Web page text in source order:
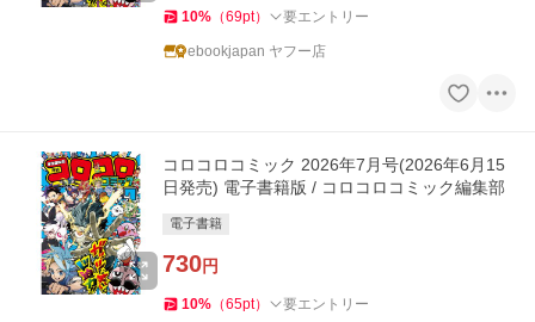
10% （69pt） 要エントリー
ebookjapan ヤフー店
コロコロコミック 2026年7月号(2026年6月15
日発売) 電子書籍版 / コロコロコミック編集部
電子書籍
730円
10% （65pt） 要エントリー